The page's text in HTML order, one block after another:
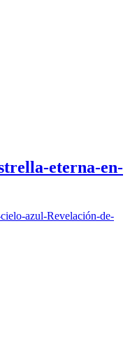
eterna-en-